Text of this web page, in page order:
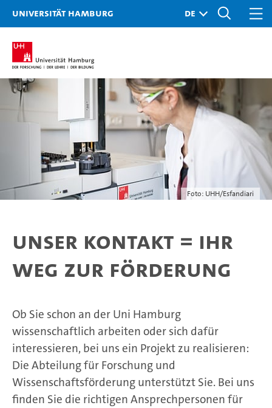
Universität Hamburg
Foto: UHH/Esfandiari
Unser Kontakt = Ihr
Weg zur Förderung
Ob Sie schon an der Uni Hamburg
wissenschaftlich arbeiten oder sich dafür
interessieren, bei uns ein Projekt zu realisieren:
Die Abteilung für Forschung und
Wissenschaftsförderung unterstützt Sie. Bei uns
finden Sie die richtigen Ansprechpersonen für